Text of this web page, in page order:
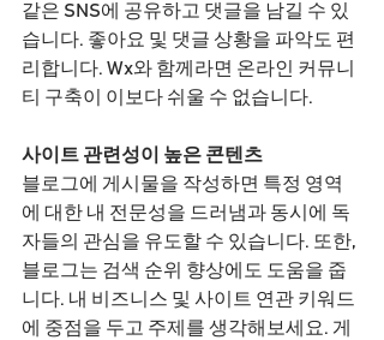
같은 SNS에 공유하고 댓글을 남길 수 있
습니다. 좋아요 및 댓글 상황을 파악도 편
리합니다. Wx와 함께라면 온라인 커뮤니
티 구축이 이보다 쉬울 수 없습니다.
사이트 관련성이 높은 콘텐츠
블로그에 게시물을 작성하면 특정 영역
에 대한 내 전문성을 드러냄과 동시에 독
자들의 관심을 유도할 수 있습니다. 또한,
블로그는 검색 순위 향상에도 도움을 줍
니다. 내 비즈니스 및 사이트 연관 키워드
에 중점을 두고 주제를 생각해보세요. 게